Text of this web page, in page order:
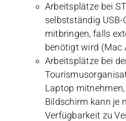
Arbeitsplätze bei
selbstständig USB-
mitbringen, falls
benötigt wird (Mac
Arbeitsplätze bei
Laptop
Bildschirm kann je
Verfügbarkeit zu